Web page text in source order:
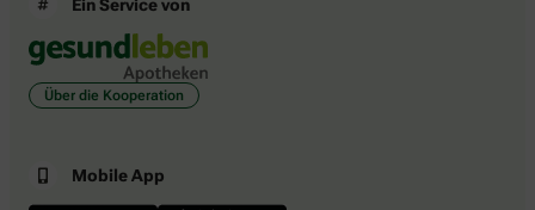
Ein Service von
Über die Kooperation
Mobile App